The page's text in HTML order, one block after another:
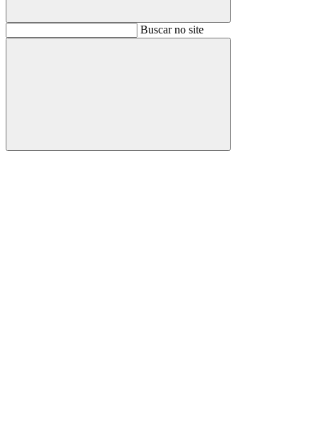
BuscarBuscar no site
Buscar